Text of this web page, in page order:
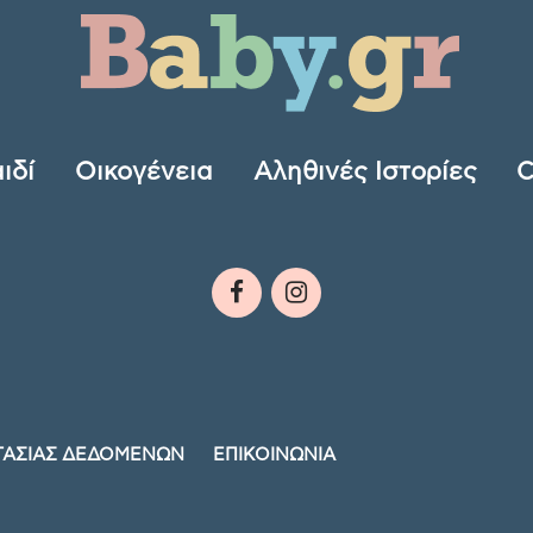
Οικογένεια Αληθινές Ιστορίες
ΔΕΔΟΜΕΝΩΝ ΕΠΙΚΟΙΝΩΝΙΑ